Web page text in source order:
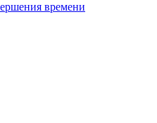
времени